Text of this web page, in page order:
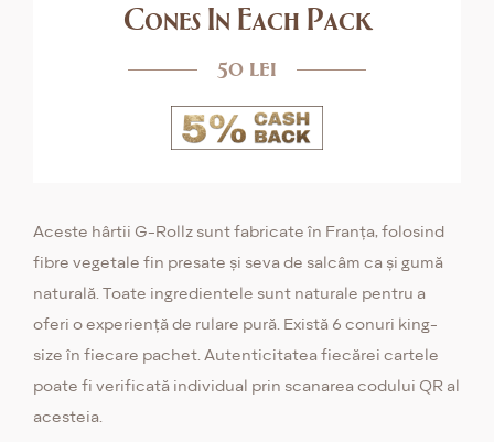
Cones In Each Pack
50 lei
Aceste hârtii G-Rollz sunt fabricate în Franța, folosind
fibre vegetale fin presate și seva de salcâm ca și gumă
naturală. Toate ingredientele sunt naturale pentru a
oferi o experiență de rulare pură. Există 6 conuri king-
size în fiecare pachet. Autenticitatea fiecărei cartele
poate fi verificată individual prin scanarea codului QR al
acesteia.